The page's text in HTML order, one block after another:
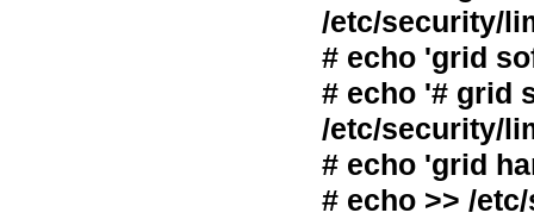
/etc/security/
# echo 'grid
# echo '# grid
/etc/security/
# echo 'grid
# echo >> /